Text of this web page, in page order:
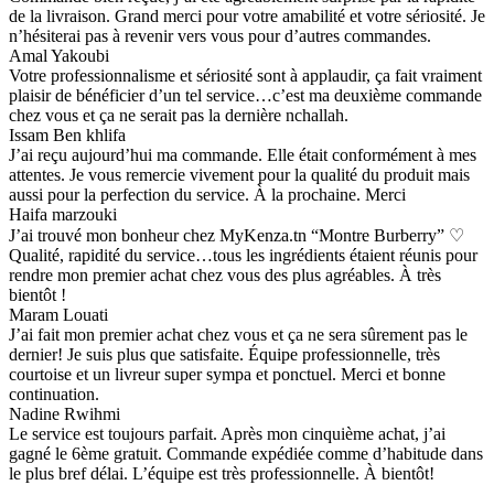
de la livraison. Grand merci pour votre amabilité et votre sériosité. Je
n’hésiterai pas à revenir vers vous pour d’autres commandes.
Amal Yakoubi
Votre professionnalisme et sériosité sont à applaudir, ça fait vraiment
plaisir de bénéficier d’un tel service…c’est ma deuxième commande
chez vous et ça ne serait pas la dernière nchallah.
Issam Ben khlifa
J’ai reçu aujourd’hui ma commande. Elle était conformément à mes
attentes. Je vous remercie vivement pour la qualité du produit mais
aussi pour la perfection du service. À la prochaine. Merci
Haifa marzouki
J’ai trouvé mon bonheur chez MyKenza.tn “Montre Burberry” ♡
Qualité, rapidité du service…tous les ingrédients étaient réunis pour
rendre mon premier achat chez vous des plus agréables. À très
bientôt !
Maram Louati
J’ai fait mon premier achat chez vous et ça ne sera sûrement pas le
dernier! Je suis plus que satisfaite. Équipe professionnelle, très
courtoise et un livreur super sympa et ponctuel. Merci et bonne
continuation.
Nadine Rwihmi
Le service est toujours parfait. Après mon cinquième achat, j’ai
gagné le 6ème gratuit. Commande expédiée comme d’habitude dans
le plus bref délai. L’équipe est très professionnelle. À bientôt!